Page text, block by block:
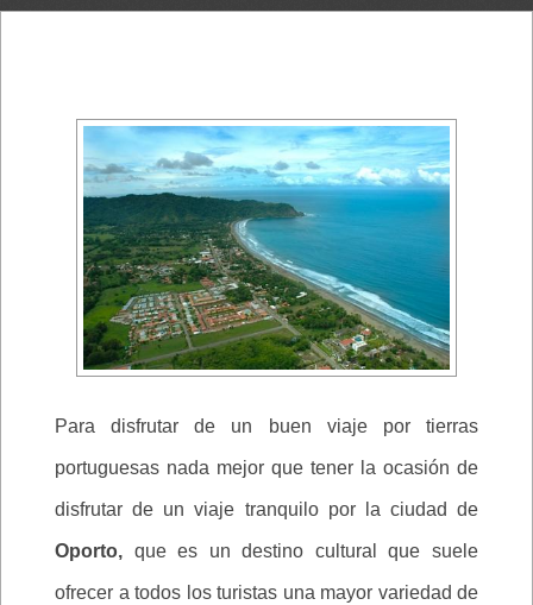
Para disfrutar de un buen viaje por tierras
portuguesas nada mejor que tener la ocasión de
disfrutar de un viaje tranquilo por la ciudad de
Oporto, que es un destino cultural que suele
ofrecer a todos los turistas una mayor variedad de